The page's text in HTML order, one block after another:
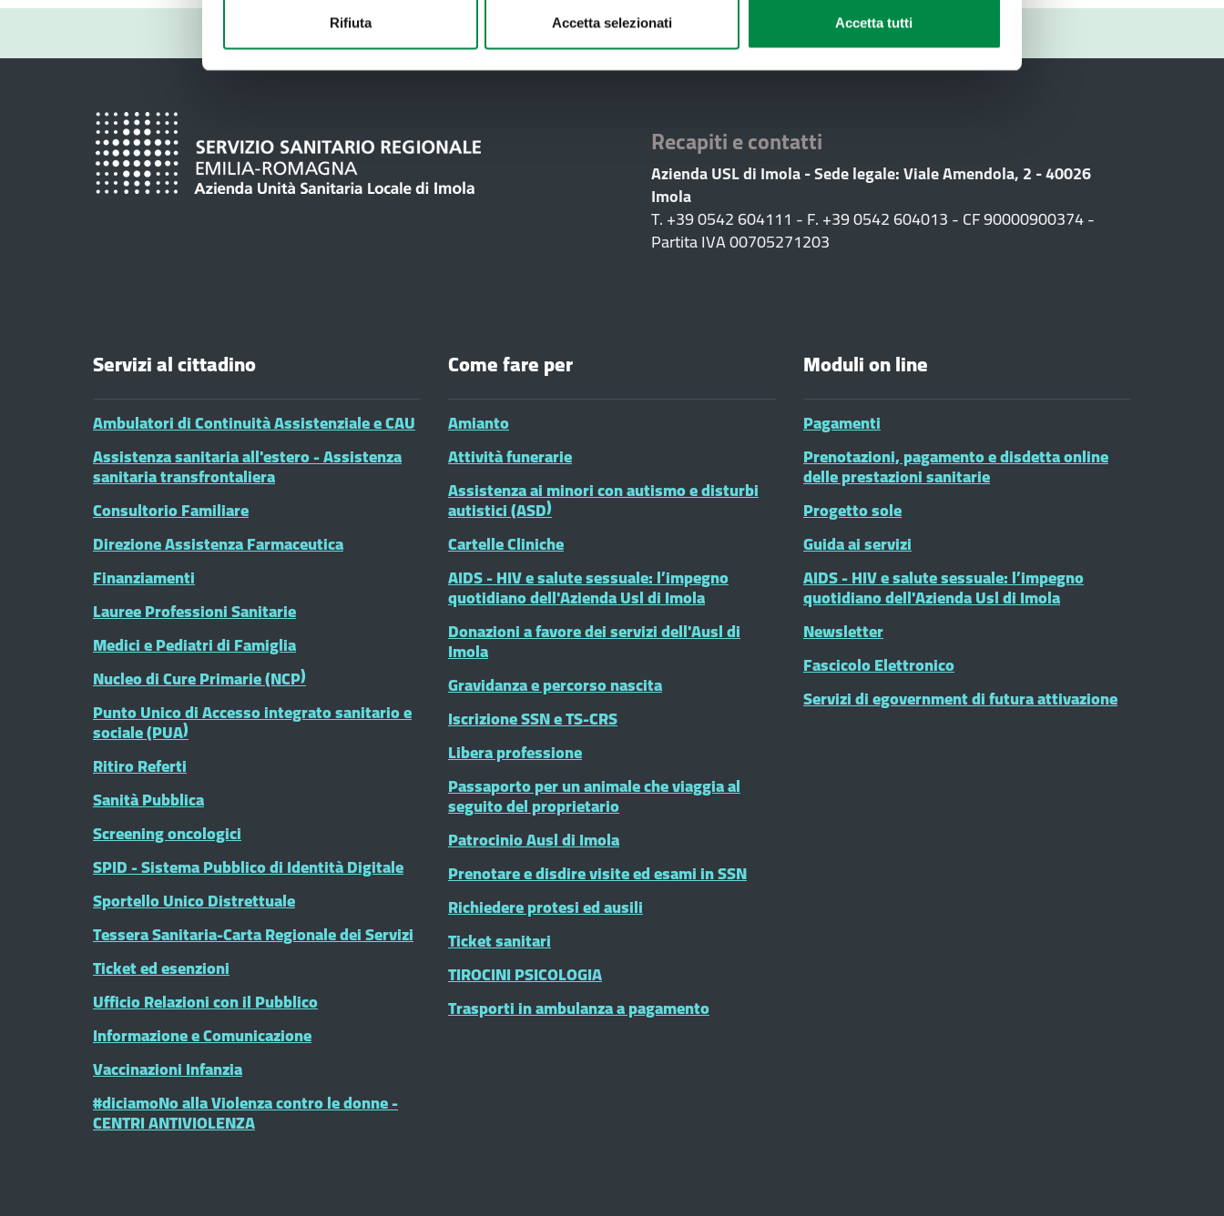
Rifiuta Accetta selezionati Accetta tutti
Valuta questo sito: RISPONDI AL QUESTIONARIO
Recapiti e contatti
Azienda USL di Imola - Sede legale: Viale Amendola, 2 - 40026
Imola
T. +39 0542 604111 - F. +39 0542 604013 - CF 90000900374 -
Partita IVA 00705271203
Servizi al cittadino
Ambulatori di Continuità Assistenziale e CAU
Assistenza sanitaria all'estero - Assistenza
sanitaria transfrontaliera
Consultorio Familiare
Direzione Assistenza Farmaceutica
Finanziamenti
Lauree Professioni Sanitarie
Medici e Pediatri di Famiglia
Nucleo di Cure Primarie (NCP)
Punto Unico di Accesso integrato sanitario e
sociale (PUA)
Ritiro Referti
Sanità Pubblica
Screening oncologici
SPID - Sistema Pubblico di Identità Digitale
Sportello Unico Distrettuale
Tessera Sanitaria-Carta Regionale dei Servizi
Ticket ed esenzioni
Ufficio Relazioni con il Pubblico
Informazione e Comunicazione
Vaccinazioni Infanzia
#diciamoNo alla Violenza contro le donne -
CENTRI ANTIVIOLENZA
Come fare per
Amianto
Attività funerarie
Assistenza ai minori con autismo e disturbi
autistici (ASD)
Cartelle Cliniche
AIDS - HIV e salute sessuale: l’impegno
quotidiano dell'Azienda Usl di Imola
Donazioni a favore dei servizi dell'Ausl di
Imola
Gravidanza e percorso nascita
Iscrizione SSN e TS-CRS
Libera professione
Passaporto per un animale che viaggia al
seguito del proprietario
Patrocinio Ausl di Imola
Prenotare e disdire visite ed esami in SSN
Richiedere protesi ed ausili
Ticket sanitari
TIROCINI PSICOLOGIA
Trasporti in ambulanza a pagamento
Moduli on line
Pagamenti
Prenotazioni, pagamento e disdetta online
delle prestazioni sanitarie
Progetto sole
Guida ai servizi
AIDS - HIV e salute sessuale: l’impegno
quotidiano dell'Azienda Usl di Imola
Newsletter
Fascicolo Elettronico
Servizi di egovernment di futura attivazione